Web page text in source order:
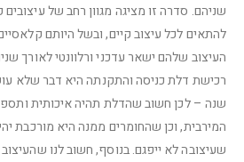
שניהם. סדרה זו מציגה מגוון רחב של
להתאים לכל עיצוב קיים, ובשל היותם
העיצוב שלהם ישאר עדכני ורלוונטי לאורך
רכישת דלת כניסה והתקנתה היא דבר שלא
שנה – לכן חשוב שהדלת תהיה איכותית
המירבית, וכן שהחומרים ממנה היא מורכבת
שעיצובה לא ייפגם. בנוסף, חשוב לנו